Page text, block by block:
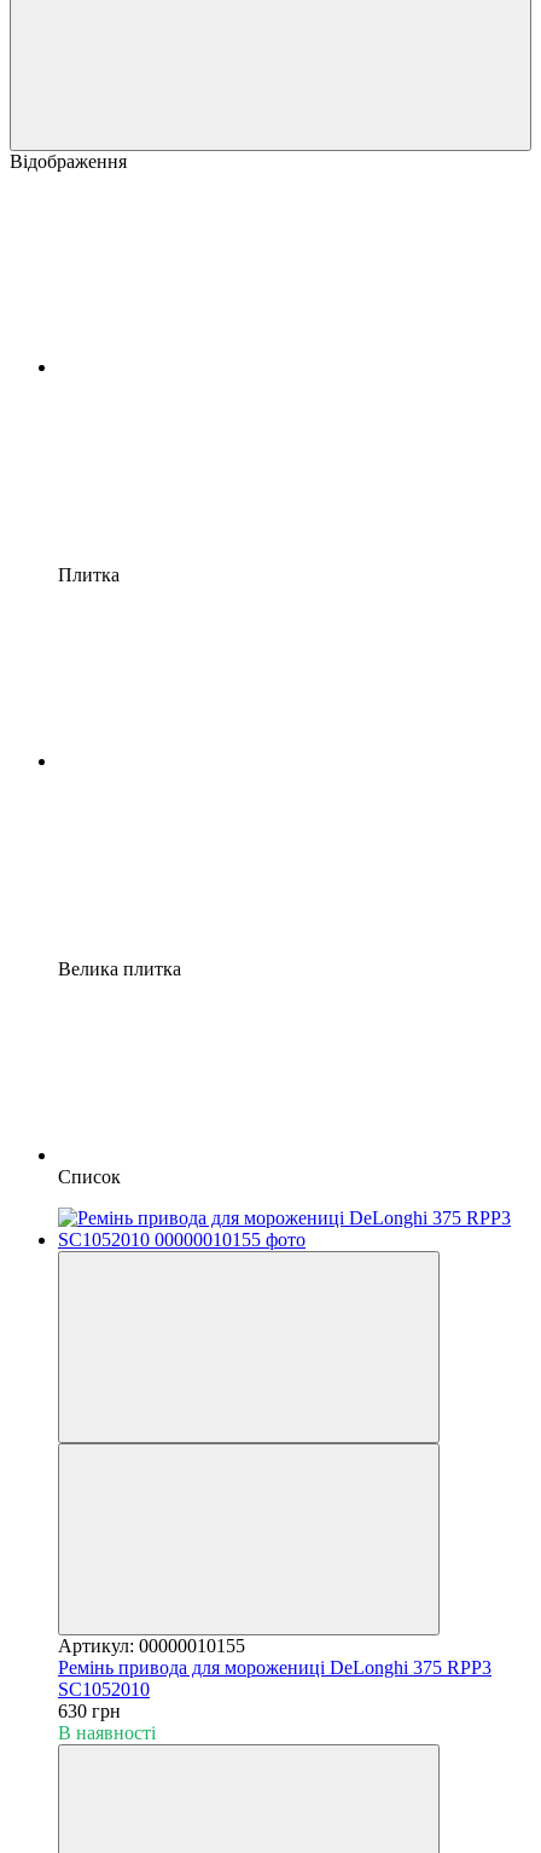
Відображення
Плитка
Велика плитка
Список
Артикул: 00000010155
Ремінь привода для морожениці DeLonghi 375 RPP3
SC1052010
630 грн
В наявності